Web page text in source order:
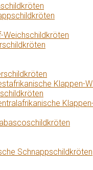
Weichschildkröten
Klappen-
Schnappschildkröten